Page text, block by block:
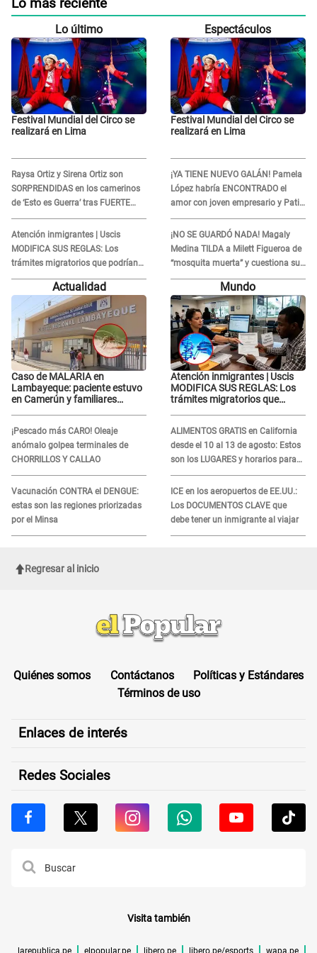
Lo más reciente
Lo último
Festival Mundial del Circo se
realizará en Lima
Raysa Ortiz y Sirena Ortiz son
SORPRENDIDAS en los camerinos
de ‘Esto es Guerra’ tras FUERTE
ENFRENTAMIENTO con Gabriel
Moisés: “Gracias”
Atención inmigrantes | Uscis
MODIFICA SUS REGLAS: Los
trámites migratorios que podrían
necesitar tu prueba de ADN
Espectáculos
Festival Mundial del Circo se
realizará en Lima
¡YA TIENE NUEVO GALÁN! Pamela
López habría ENCONTRADO el
amor con joven empresario y Pati
Lorena la ECHA en VIVO
¡NO SE GUARDÓ NADA! Magaly
Medina TILDA a Milett Figueroa de
“mosquita muerta” y cuestiona su
RECONCILIACIÓN con Marcelo
Tinelli en TV argentina
Actualidad
Caso de MALARIA en
Lambayeque: paciente estuvo
en Camerún y familiares
¡Pescado más CARO! Oleaje
anómalo golpea terminales de
CHORRILLOS Y CALLAO
Vacunación CONTRA el DENGUE:
estas son las regiones priorizadas
por el Minsa
Mundo
Atención inmigrantes | Uscis
MODIFICA SUS REGLAS: Los
trámites migratorios que
ALIMENTOS GRATIS en California
desde el 10 al 13 de agosto: Estos
son los LUGARES y horarios para
recibir la ayuda
ICE en los aeropuertos de EE.UU.:
Los DOCUMENTOS CLAVE que
debe tener un inmigrante al viajar
Regresar al inicio
Quiénes somos Contáctanos
Políticas y Estándares
Términos de uso
Enlaces de interés
Redes Sociales
Visita también
larepublica.pe elpopular.pe libero.pe libero.pe/esports wapa.pe